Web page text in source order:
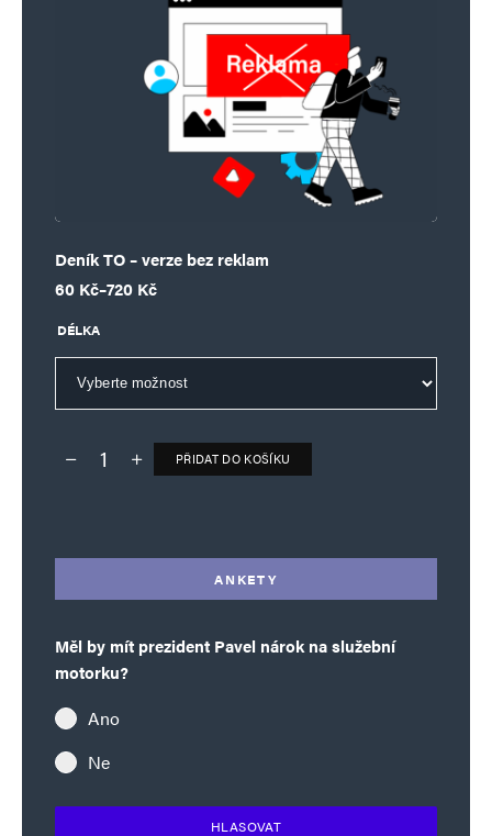
Deník TO – verze bez reklam
60 Kč–720 Kč
Rozpětí cen: 60 Kč až 720 Kč
DÉLKA
Deník TO – verze bez reklam množství
PŘIDAT DO KOŠÍKU
ANKETY
Měl by mít prezident Pavel nárok na služební
motorku?
Ano
Ne
HLASOVAT